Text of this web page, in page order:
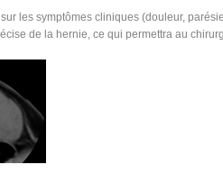
les symptômes cliniques (douleur,
de la hernie, ce qui permettra au